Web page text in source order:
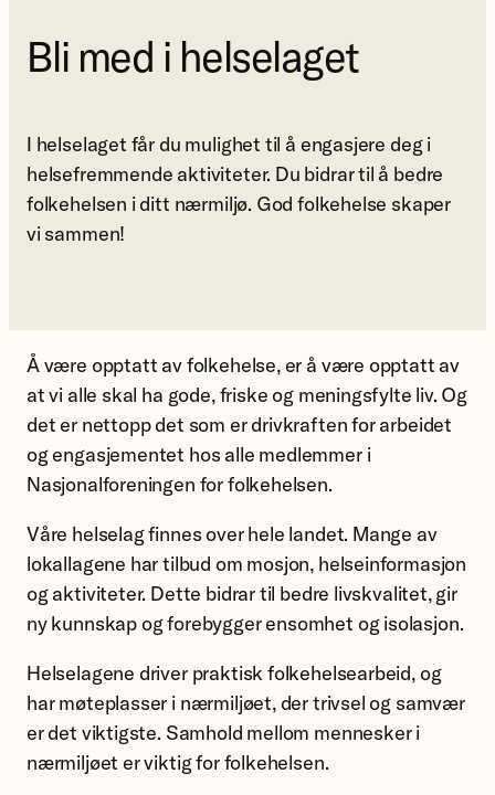
Bli med i helselaget
I helselaget får du mulighet til å engasjere deg i
helsefremmende aktiviteter. Du bidrar til å bedre
folkehelsen i ditt nærmiljø. God folkehelse skaper
vi sammen!
Å være opptatt av folkehelse, er å være opptatt av
at vi alle skal ha gode, friske og meningsfylte liv. Og
det er nettopp det som er drivkraften for arbeidet
og engasjementet hos alle medlemmer i
Nasjonalforeningen for folkehelsen.
Våre helselag finnes over hele landet. Mange av
lokallagene har tilbud om mosjon, helseinformasjon
og aktiviteter. Dette bidrar til bedre livskvalitet, gir
ny kunnskap og forebygger ensomhet og isolasjon.
Helselagene driver praktisk folkehelsearbeid, og
har møteplasser i nærmiljøet, der trivsel og samvær
er det viktigste. Samhold mellom mennesker i
nærmiljøet er viktig for folkehelsen.